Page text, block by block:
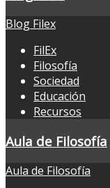
Blog Filex
FilEx
Filosofía
Sociedad
Educación
Recursos
Aula de Filosofía
Aula de Filosofía